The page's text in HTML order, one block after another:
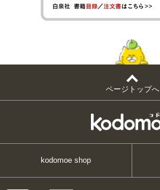
ページトップへ
kodomoe shop